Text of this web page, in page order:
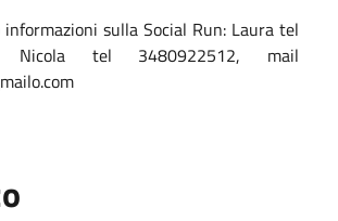
sulla Social Run: Laura tel
Nicola tel 3480922512, mail